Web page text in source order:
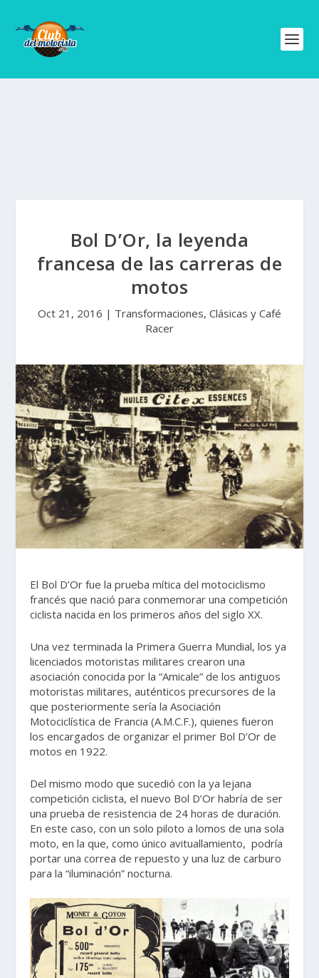
Bol D’Or, la leyenda
francesa de las carreras de
motos
Oct 21, 2016 | Transformaciones, Clásicas y Café
Racer
El Bol D’Or fue la prueba mítica del motociclismo
francés que nació para conmemorar una competición
ciclista nacida en los primeros años del siglo XX.
Una vez terminada la Primera Guerra Mundial, los ya
licenciados motoristas militares crearon una
asociación conocida por la “Amicale” de los antiguos
motoristas militares, auténticos precursores de la
que posteriormente sería la Asociación
Motociclística de Francia (A.M.C.F.), quienes fueron
los encargados de organizar el primer Bol D’Or de
motos en 1922.
Del mismo modo que sucedió con la ya lejana
competición ciclista, el nuevo Bol D’Or habría de ser
una prueba de resistencia de 24 horas de duración.
En este caso, con un solo piloto a lomos de una sola
moto, en la que, como único avituallamiento, podría
portar una correa de repuesto y una luz de carburo
para la “iluminación” nocturna.